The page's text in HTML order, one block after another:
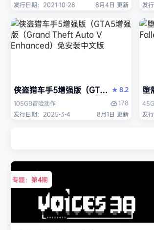
发行日期：2021-10-28
8月4日 更新
发
侠盗猎车手5增强版（GTA5增强版（
★ 8.2
105GB冒险动作
178
发行日期：2025-3-4
8月1日 更新
堕
发
专题：第4期